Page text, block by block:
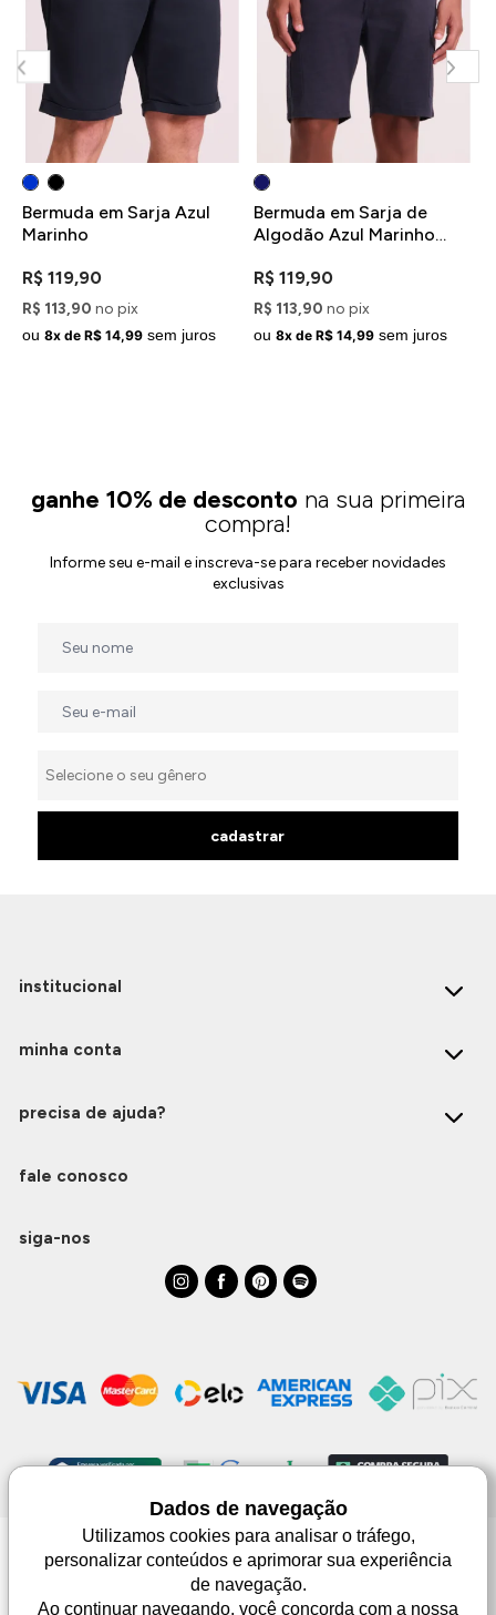
Bermuda em Sarja Azul
Marinho
R$ 119,90
R$ 113,90 no pix
ou 8x de R$ 14,99 sem juros
Bermuda em Sarja de
Algodão Azul Marinho
R$ 119,90
R$ 113,90 no pix
ou 8x de R$ 14,99 sem juros
ganhe 10% de desconto na sua primeira
compra!
Informe seu e-mail e inscreva-se para receber novidades
exclusivas
cadastrar
institucional
minha conta
precisa de ajuda?
fale conosco
siga-nos
Monjuá | CNPJ 98.102.650/0083-99 | Av. Júlio de Castilhos, 1553 - 02 - Três
Passos | © Todos os direitos reservados
As imagens aqui apresentadas são meramente lustrativas, podendo haver
Dados de navegação
Utilizamos cookies para analisar o tráfego,
personalizar conteúdos e aprimorar sua experiência
de navegação.
Ao continuar navegando, você concorda com a nossa